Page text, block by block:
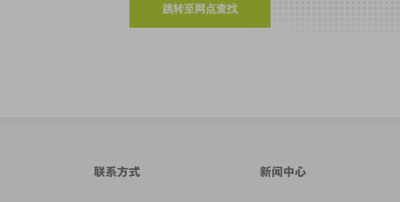
跳转至网点查找
联系方式 新闻中心